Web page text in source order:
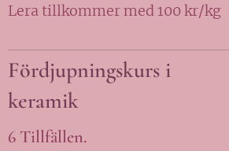
Lera tillkommer med 100 kr/kg
Fördjupningskurs i
keramik
6 Tillfällen.